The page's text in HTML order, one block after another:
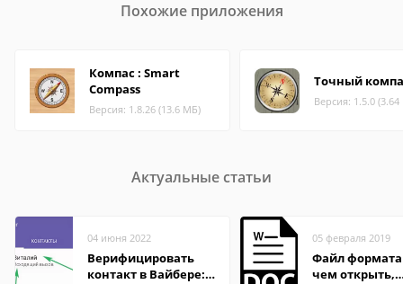
Похожие приложения
Компас : Smart
Compass
Версия: 1.8.26 (13.6 МБ)
Точный
Версия: 1.5.0
Актуальные статьи
04 июня 2022
Верифицировать
контакт в Вайбере:
05 февраля 2019
Файл формата
чем открыть,